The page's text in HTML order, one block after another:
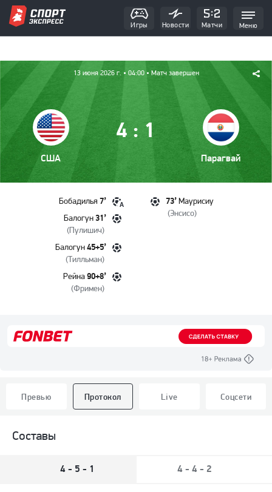
Игры Новости Матчи Меню
13 июня 2026 г. • 04:00 • Матч завершен
4 : 1
США Парагвай
Бобадилья 7’ А
Балогун 31’
(Пулишич)
Балогун 45+5’
(Тилльман)
Рейна 90+8’
(Фримен)
Маурисиу
73’
(Энсисо)
Превью Протокол Live Соцсети
Составы
4 - 5 - 1 4 - 4 - 2